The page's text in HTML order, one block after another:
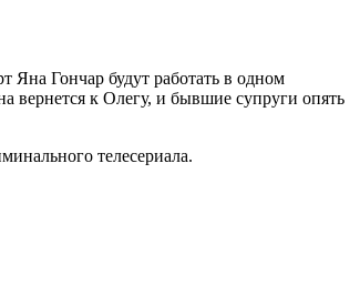
Яна Гончар будут работать в одном
вернется к Олегу, и бывшие супруги опять
телесериала.